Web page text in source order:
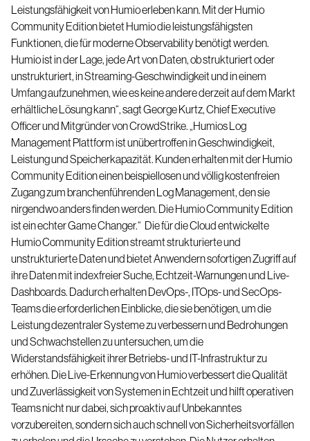
Leistungsfähigkeit von Humio erleben kann. Mit der Humio
Community Edition bietet Humio die leistungsfähigsten
Funktionen, die für moderne Observability benötigt werden.
Humio ist in der Lage, jede Art von Daten, ob strukturiert oder
unstrukturiert, in Streaming-Geschwindigkeit und in einem
Umfang aufzunehmen, wie es keine andere derzeit auf dem Markt
erhältliche Lösung kann“, sagt George Kurtz, Chief Executive
Officer und Mitgründer von CrowdStrike. „Humios Log
Management Plattformist unübertroffen in Geschwindigkeit,
Leistung und Speicherkapazität. Kunden erhalten mit der Humio
Community Edition einen beispiellosen und völlig kostenfreien
Zugang zum branchenführenden Log Management, den sie
nirgendwo anders finden werden. Die Humio Community Edition
ist ein echter Game Changer.“ Die für die Cloud entwickelte
Humio Community Edition streamt strukturierte und
unstrukturierte Daten und bietet Anwendern sofortigen Zugriff auf
ihre Daten mit indexfreier Suche, Echtzeit-Warnungen und Live-
Dashboards. Dadurch erhalten DevOps-, ITOps- und SecOps-
Teams die erforderlichen Einblicke, die sie benötigen, um die
Leistung dezentraler Systeme zu verbessern und Bedrohungen
und Schwachstellen zu untersuchen, um die
Widerstandsfähigkeit ihrer Betriebs- und IT-Infrastruktur zu
erhöhen. Die Live-Erkennung von Humio verbessert die Qualität
und Zuverlässigkeit von Systemen in Echtzeit und hilft operativen
Teams nicht nur dabei, sich proaktiv auf Unbekanntes
vorzubereiten, sondern sich auch schnell von Sicherheitsvorfällen